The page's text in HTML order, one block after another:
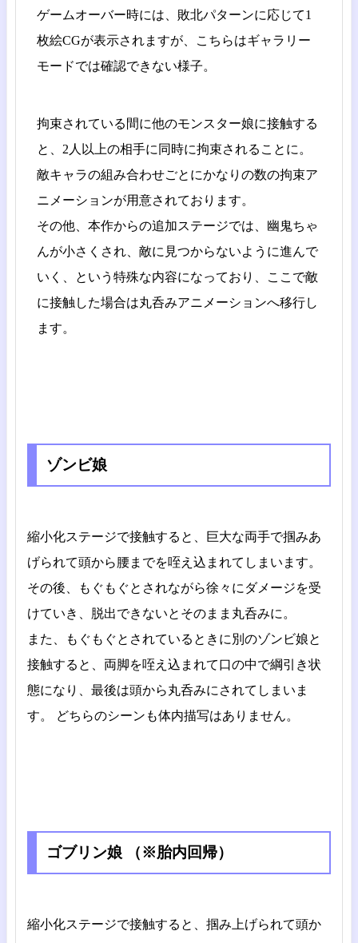
ゲームオーバー時には、敗北パターンに応じて1
枚絵CGが表示されますが、こちらはギャラリー
モードでは確認できない様子。
拘束されている間に他のモンスター娘に接触する
と、2人以上の相手に同時に拘束されることに。
敵キャラの組み合わせごとにかなりの数の拘束ア
ニメーションが用意されております。
その他、本作からの追加ステージでは、幽鬼ちゃ
んが小さくされ、敵に見つからないように進んで
いく、という特殊な内容になっており、ここで敵
に接触した場合は丸呑みアニメーションへ移行し
ます。
ゾンビ娘
縮小化ステージで接触すると、巨大な両手で掴みあ
げられて頭から腰までを咥え込まれてしまいます。
その後、もぐもぐとされながら徐々にダメージを受
けていき、脱出できないとそのまま丸呑みに。
また、もぐもぐとされているときに別のゾンビ娘と
接触すると、両脚を咥え込まれて口の中で綱引き状
態になり、最後は頭から丸呑みにされてしまいま
す。 どちらのシーンも体内描写はありません。
ゴブリン娘 （※胎内回帰）
縮小化ステージで接触すると、掴み上げられて頭か